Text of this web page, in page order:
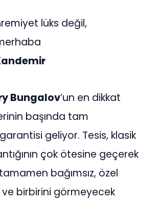
lüks değil,
Bungalov’un en dikkat
başında tam
geliyor. Tesis, klasik
çok ötesine geçerek
bağımsız, özel
birbirini görmeyecek